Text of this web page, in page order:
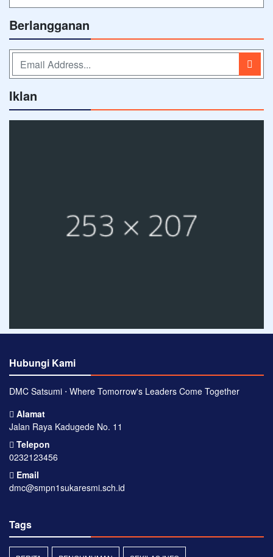
Berlangganan
Iklan
Hubungi Kami
DMC Satsumi ⋅ Where Tomorrow's Leaders Come Together
Alamat
Jalan Raya Kadugede No. 11
Telepon
0232123456
Email
dmc@smpn1sukaresmi.sch.id
Tags